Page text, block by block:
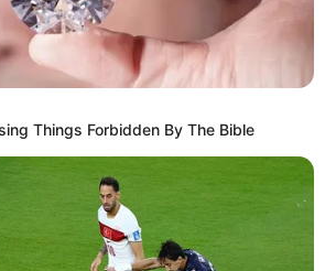
Things Forbidden By The Bible